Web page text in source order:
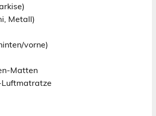
Metall)
vorne)
Matten